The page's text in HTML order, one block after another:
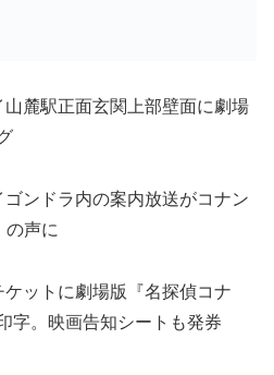
山麓駅正面玄関上部壁面に劇場
ゴンドラ内の案内放送がコナン
の声に
ケットに劇場版『名探偵コナ
字。映画告知シートも発券